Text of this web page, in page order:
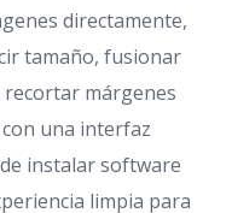
directamente,
tamaño, fusionar
márgenes
una interfaz
instalar software
limpia para